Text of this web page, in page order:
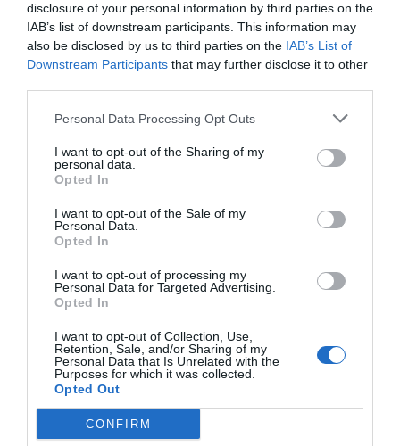
disclosure of your personal information by third parties on the
IAB’s list of downstream participants. This information may
also be disclosed by us to third parties on the IAB’s List of
Downstream Participants that may further disclose it to other
Personal Data Processing Opt Outs
I want to opt-out of the Sharing of my
personal data.
Opted In
I want to opt-out of the Sale of my
Personal Data.
Opted In
I want to opt-out of processing my
Personal Data for Targeted Advertising.
Opted In
I want to opt-out of Collection, Use,
Retention, Sale, and/or Sharing of my
Personal Data that Is Unrelated with the
Purposes for which it was collected.
Opted Out
CONFIRM
Huvudrätter
Kycklingfilé
Vardag